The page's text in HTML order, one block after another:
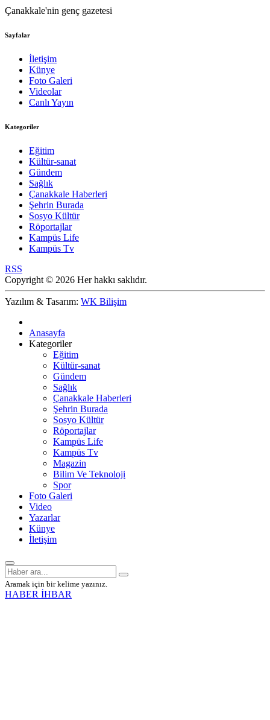
Çanakkale'nin genç gazetesi
Sayfalar
İletişim
Künye
Foto Galeri
Videolar
Canlı Yayın
Kategoriler
Eğitim
Kültür-sanat
Gündem
Sağlık
Çanakkale Haberleri
Şehrin Burada
Sosyo Kültür
Röportajlar
Kampüs Life
Kampüs Tv
RSS
Copyright © 2026 Her hakkı saklıdır.
Yazılım & Tasarım: WK Bilişim
Anasayfa
Kategoriler
Eğitim
Kültür-sanat
Gündem
Sağlık
Çanakkale Haberleri
Şehrin Burada
Sosyo Kültür
Röportajlar
Kampüs Life
Kampüs Tv
Magazin
Bilim Ve Teknoloji
Spor
Foto Galeri
Video
Yazarlar
Künye
İletişim
Aramak için bir kelime yazınız.
HABER İHBAR